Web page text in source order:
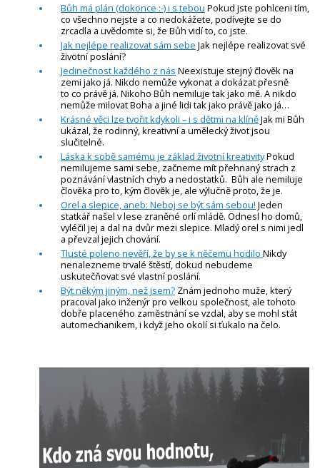
Bůh má plán (dokonce :-) i s tebou Pokud jste pohlceni tím,
co všechno nejste a co nedokážete, podívejte se do
zrcadla a uvědomte si, že Bůh vidí to, co jste.
Jak nejlépe realizovat sám sebe Jak nejlépe realizovat své
životní poslání?
Jedinečnost každého z nás Neexistuje stejný člověk na
zemi jako já. Nikdo nemůže vykonat a dokázat přesně
to co právě já. Nikoho Bůh nemiluje tak jako mě. A nikdo
nemůže milovat Boha a jiné lidi tak jako právě jako já…
Krásné věci lze tvořit kdykoli – i s dětmi na klíněJak mi Bůh
ukázal, že rodinný, kreativní a umělecký život jsou
slučitelné.
Láska k sobě samému je základ životní kreativityPokud
nemilujeme sami sebe, začneme mít přehnaný strach z
poznávání vlastních chyb a nedostatků. Bůh ale nemiluje
člověka pro to, kým člověk je, ale výlučně proto, že je.
Orel a slepice, aneb: Neboj se být sám sebou! Jeden
statkář našel v lese zraněné orlí mládě. Odnesl ho domů,
vyléčil jej a dal na dvůr mezi slepice. Mladý orel s nimi jedl
a převzal jejich chování.
Tlusté poleno nevěří, že by se k něčemu hodilo Nikdy
nenalezneme trvalé štěstí, dokud nebudeme
uskutečňovat své vlastní poslání.
Být někým jiným, než jsem? Znám jednoho muže, který
pracoval jako inženýr pro velkou společnost, ale tohoto
dobře placeného zaměstnání se vzdal, aby se mohl stát
automechanikem, i když jeho okolí si ťukalo na čelo.